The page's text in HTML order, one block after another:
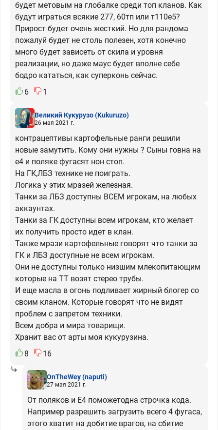
будет метовым на глобалке среди топ кланов. Как
будут играться всякие 277, 60тп или т110е5?
Прирост будет очень жесткий. Но для рандома
пожалуй будет не столь полезен, хотя конечно
много будет зависеть от скила и уровня
реализации, но даже маус будет вполне себе
бодро кататься, как суперконь сейчас.
6
1
Великий Кукурузо(Kukuruzo)
26 мая 2021 г.
контрацептивы картофельные ранги решили
новые замутить. Кому они нужны ? Сыны говна на
е4 и поляке фугасят нон стоп.
На ГК,ЛБЗ технике не поиграть.
Логика у этих мразей железная.
Танки за ЛБЗ доступны ВСЕМ игрокам, на любых
аккаунтах.
Танки за ГК доступны всем игрокам, кто желает
их получить просто идет в клан.
Также мрази картофельные говорят что танки за
ГК и ЛБЗ доступные не всем игрокам.
Они не доступны только низшим млекопитающим
которые на ТТ возят стерео трубы.
И еще масла в огонь подливает жирный блогер со
своим кланом. Которые говорят что не видят
проблем с запретом техники.
Всем добра и мира товарищи.
Хранит вас от арты моя кукурузина.
8
16
OnTheWey(naputi)
27 мая 2021 г.
От поляков и Е4 поможетодна строчка кода.
Например разрешить загрузить всего 4 фугаса,
этого хватит на добитие врагов, на сбитие